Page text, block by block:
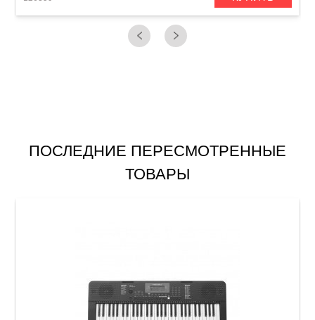
ПОСЛЕДНИЕ ПЕРЕСМОТРЕННЫЕ
ТОВАРЫ